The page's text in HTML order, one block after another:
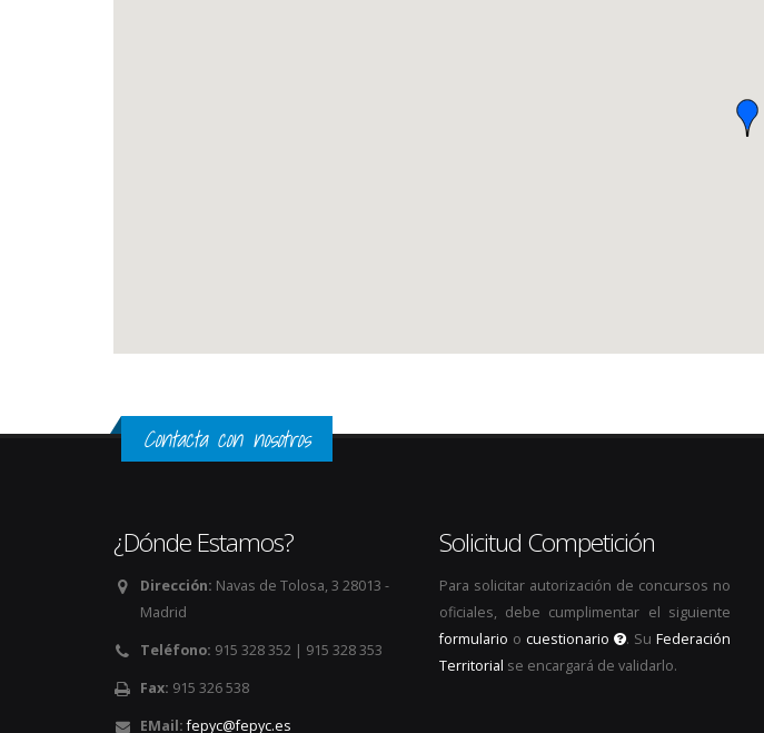
Contacta con nosotros
¿Dónde Estamos?
Dirección: Navas de Tolosa, 3 28013 -
Madrid
Teléfono: 915 328 352 | 915 328 353
Fax: 915 326 538
EMail: fepyc@fepyc.es
Solicitud Competición
Para solicitar autorización de concursos no
oficiales, debe cumplimentar el siguiente
formulario o cuestionario . SuFederación
Territorial se encargará de validarlo.